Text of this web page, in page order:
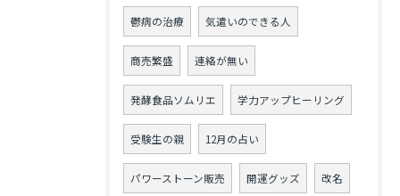
鬱病の治療 気遣いのできる人
商売繁盛 連絡が無い
発酵食品ソムリエ 学力アップヒーリング
受験生の親 12月の占い
パワーストーン販売 開運グッズ 改名